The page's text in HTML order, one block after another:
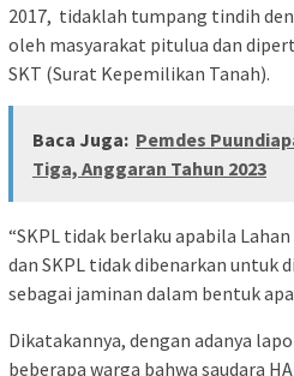
2017, tidaklah tumpang tindih
oleh masyarakat pitulua dan
SKT (Surat Kepemilikan Tanah).
Baca Juga: Pemdes
Tiga, Anggaran Tahun 2023
“SKPL tidak berlaku apabila
dan SKPL tidak dibenarkan untuk
sebagai jaminan dalam bentuk
Dikatakannya, dengan adanya
beberapa warga bahwa saudara